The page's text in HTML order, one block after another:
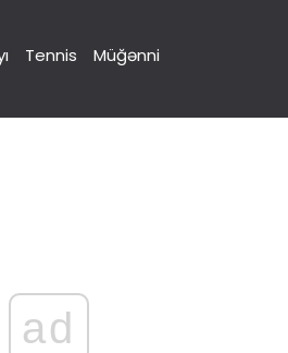
Tennis Müğənni
ad